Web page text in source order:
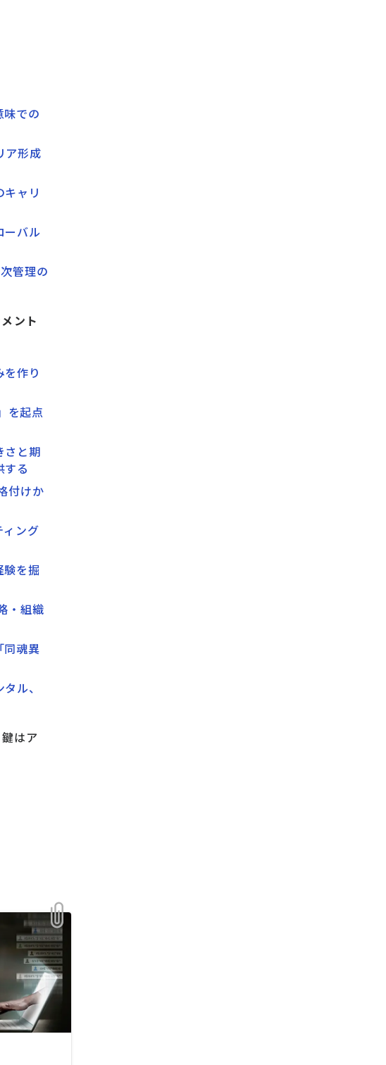
での
ア形成
ャリ
ーバル
管理の
ント
作り
を起点
さと期
る
付けか
ング
を掘
・組織
魂異
ル、
はア